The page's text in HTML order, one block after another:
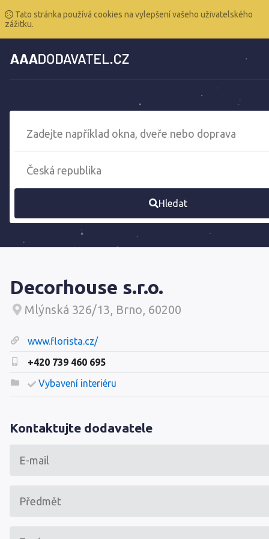
Tato stránka používá cookies na vylepšení vašeho uživatelského
zážitku.
Hledat
Decorhouse s.r.o.
Mlýnská 326/13, Brno, 60200
www.florista.cz/
+420 739 460 695
Vybavení interiéru
Kontaktujte dodavatele